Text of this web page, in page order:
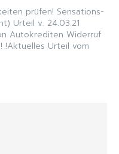
Sensations-
Urteil v. 24.03.21
Widerruf